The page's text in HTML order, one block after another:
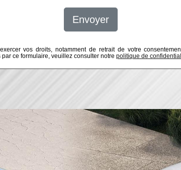
Envoyer
vos droits, notamment de retrait de votre
ce formulaire, veuillez consulter notre politique de